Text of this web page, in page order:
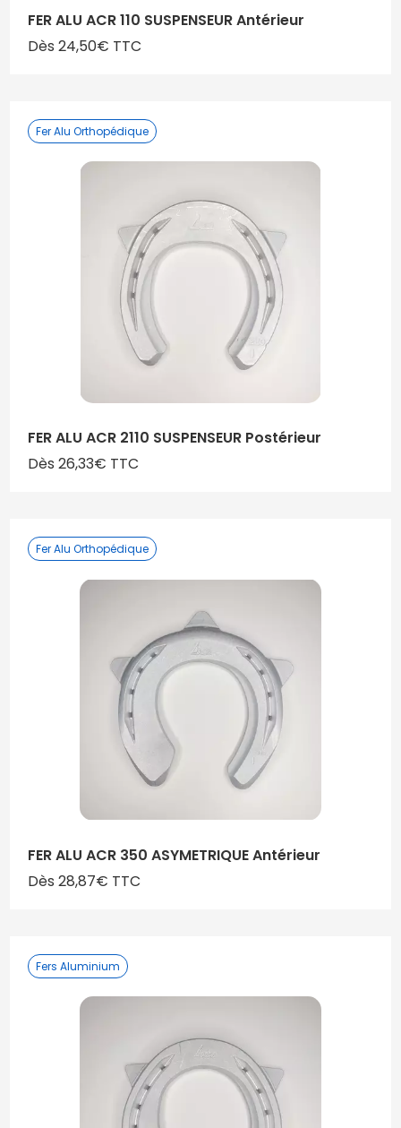
FER ALU ACR 110 SUSPENSEUR Antérieur
Dès 24,50€ TTC
Fer Alu Orthopédique
FER ALU ACR 2110 SUSPENSEUR Postérieur
Dès 26,33€ TTC
Fer Alu Orthopédique
FER ALU ACR 350 ASYMETRIQUE Antérieur
Dès 28,87€ TTC
Fers Aluminium